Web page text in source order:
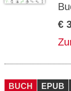
€
BUCH EPUB